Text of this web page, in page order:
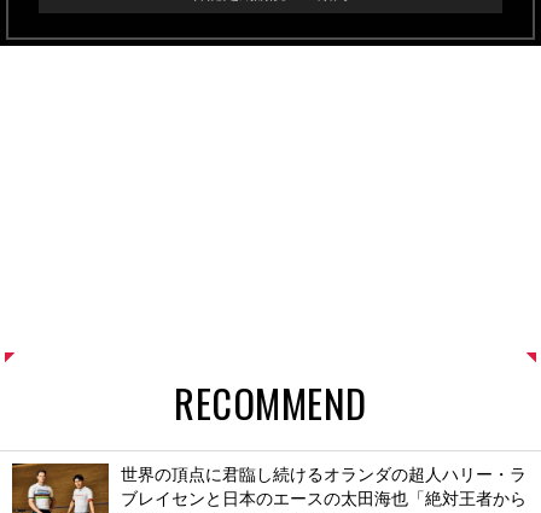
RECOMMEND
世界の頂点に君臨し続けるオランダの超人ハリー・ラ
ブレイセンと日本のエースの太田海也「絶対王者から